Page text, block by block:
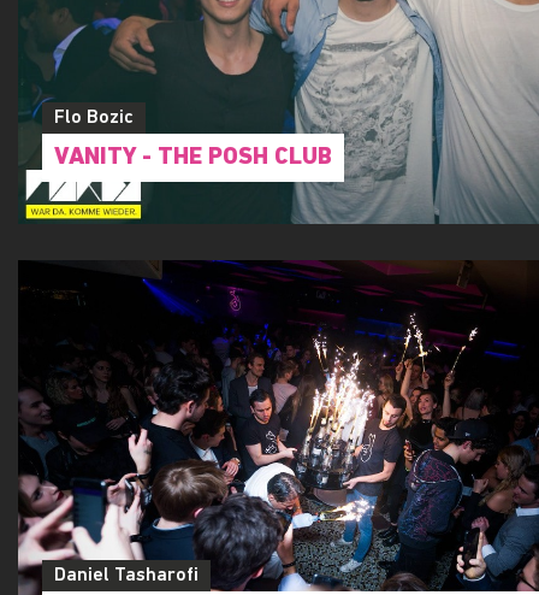
Flo Bozic
VANITY - THE POSH CLUB
Daniel Tasharofi